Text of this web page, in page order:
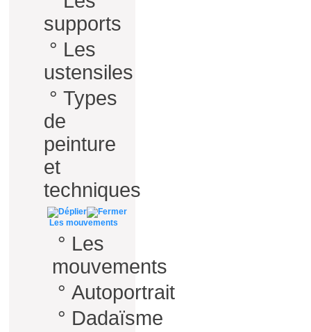
supports
° Les
ustensiles
° Types
de
peinture
et
techniques
Les mouvements
° Les
mouvements
° Autoportrait
° Dadaïsme